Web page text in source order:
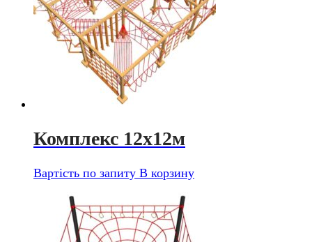
Комплекс 12х12м
Вартість по запиту В корзину